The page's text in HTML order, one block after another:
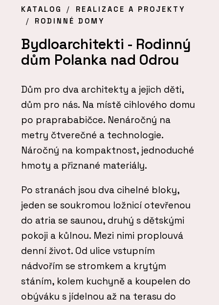
KATALOG
REALIZACE A PROJEKTY
RODINNÉ DOMY
Bydloarchitekti - Rodinný
dům Polanka nad Odrou
Dům pro dva architekty a jejich děti,
dům pro nás. Na místě cihlového domu
po praprababičce. Nenáročný na
metry čtverečné a technologie.
Náročný na kompaktnost, jednoduché
hmoty a přiznané materiály.
Po stranách jsou dva cihelné bloky,
jeden se soukromou ložnicí otevřenou
do atria se saunou, druhý s dětskými
pokoji a kůlnou. Mezi nimi proplouvá
denní život. Od ulice vstupním
nádvořím se stromkem a krytým
stáním, kolem kuchyně a koupelen do
obýváku s jídelnou až na terasu do